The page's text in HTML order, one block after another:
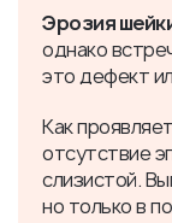
Эрозия
однако
этодефект
Как
отсутствие
слизистой.
но только в